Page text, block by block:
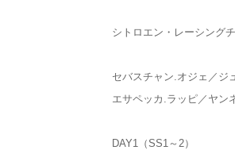
シトロエン・レーシング
セバスチャン.オジェ／
エサペッカ.ラッピ／ヤ
DAY1（SS1～2）